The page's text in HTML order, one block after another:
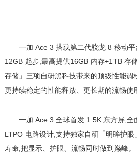
一加 Ace 3 搭载第二代骁龙 8 移动
12GB 起步,最高提供16GB 内存+1TB 存
存储」三项自研黑科技带来的顶级性能调
更持续稳定的性能释放、更长期的流畅使
一加 Ace 3 全球首发 1.5K 东方屏,
LTPO 电路设计,支持独家自研「明眸护
寿命,把显示、护眼、流畅同时做到巅峰。